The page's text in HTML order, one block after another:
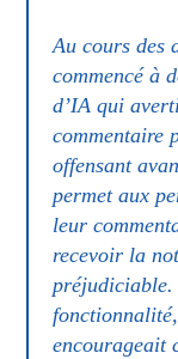
Au cours des
commencé à
d’IA qui
commentaire
offensant
permet aux
leur
recevoir la
préjudiciable.
encourageait